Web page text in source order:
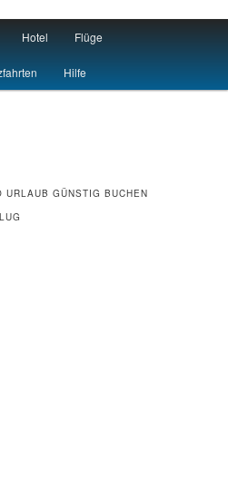
Hotel Flüge
Hilfe
URLAUB GÜNSTIG BUCHEN